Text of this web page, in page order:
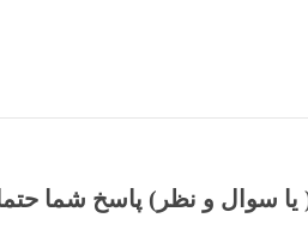
یا سوال و نظر) پاسخ شما